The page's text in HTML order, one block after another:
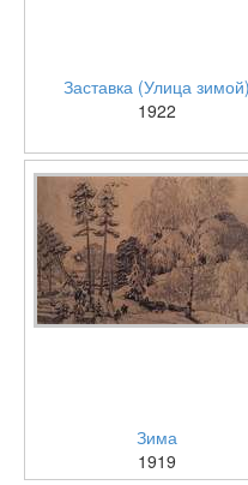
Заставка (Улица зимой)
1922
Зима
1919